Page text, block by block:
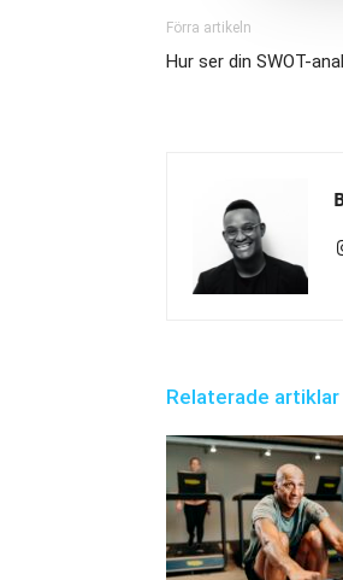
Förra artikeln
Hur ser din SWOT-
Relaterade artiklar